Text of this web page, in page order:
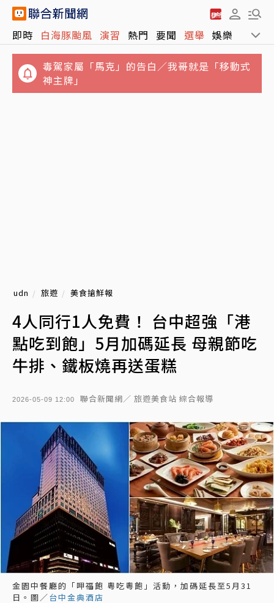
即時 白海豚颱風 演習 熱門 要聞 選舉 娛樂 運動
毒駕家屬「馬克」的告白／我哥就是「移動式
神主牌」
udn 旅遊 美食搶鮮報
4人同行1人免費！ 台中超強「港
點吃到飽」5月加碼延長 母親節吃
牛排、鐵板燒再送蛋糕
2026-05-09 12:00 聯合新聞網／ 旅遊美食站 綜合報導
金園中餐廳的「呷福飽 粵吃粵飽」活動，加碼延長至5月31
日。圖／台中金典酒店